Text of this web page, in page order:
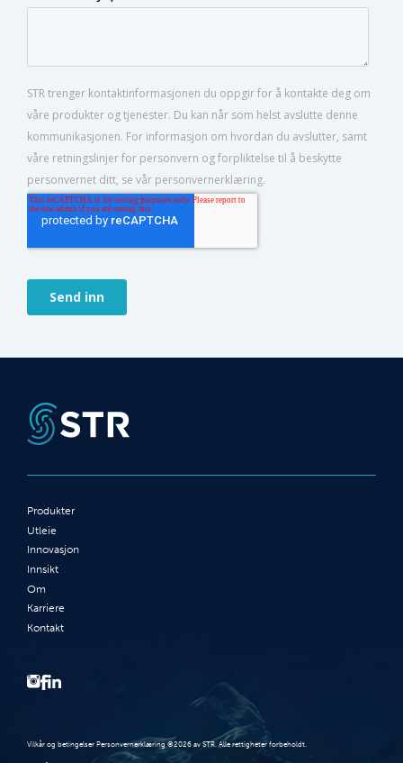
Produkter
Utleie
Innovasjon
Innsikt
Om
Karriere
Kontakt
Vilkår og betingelser Personvernerklæring ©2026 av STR. Alle rettigheter forbeholdt.